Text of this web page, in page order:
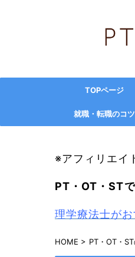
TOPページ
就職・転職のコツ
※アフィリエイ
PT・OT・STで
理学療法士が
HOME > PT・OT・